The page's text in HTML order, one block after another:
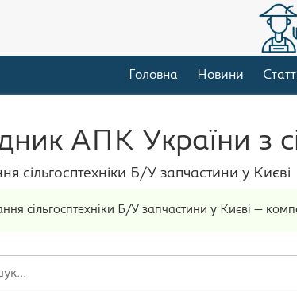
Головна Новини
АПК України з
сільгосптехніки Б/У запчастини у Києві
сільгосптехніки Б/У запчастини у Києві —